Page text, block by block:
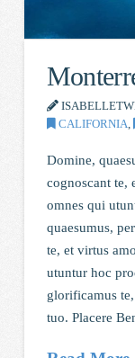
CALIFORNIA
Domine,
cognoscant te,
omnes qui
quaesumus,
te, et virtus
utuntur hoc
glorificamus
tuo. Placere